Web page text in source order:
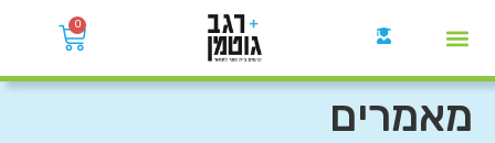
0
מאמרים